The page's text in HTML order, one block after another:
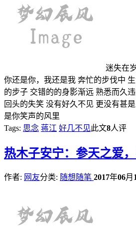
迷失在
你还是你，我还是我 奔忙的步伐中
的步子 交错的的身影渐远 熟悉而久
回头的失笑 没有好久不见 更没有甚
是你笑声的风里
Tags: 思念 蒋江 好几不见此文8人评
热木子安宁：参天之爱
作者: 网友分类: 随想随笔 2017年06月